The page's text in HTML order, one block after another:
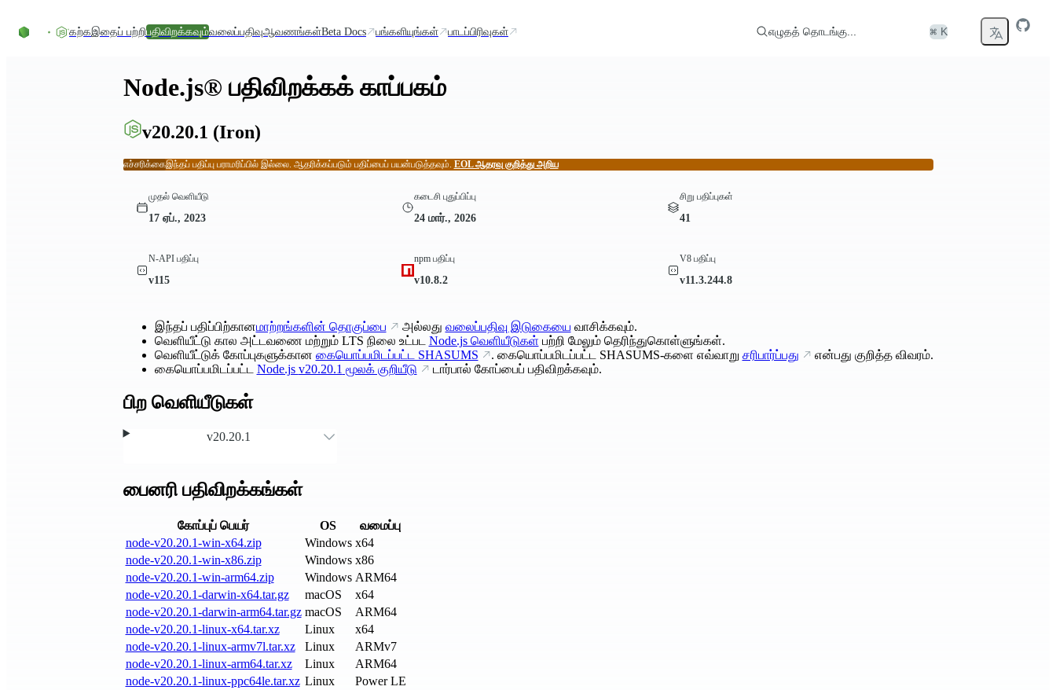
கற்கஇதைப் பற்றிபதிவிறக்கவும்வலைப்பதிவுஆவணங்கள்Beta Docs பங்களியுங்கள் பாடப்பிரிவுகள் எழுதத் தொடங்கு... ⌘ K
Node.js® பதிவிறக்கக் காப்பகம்
v20.20.1 (Iron)
எச்சரிக்கைஇந்தப் பதிப்பு பராமரிப்பில் இல்லை. ஆதரிக்கப்படும் பதிப்பைப் பயன்படுத்தவும். EOL ஆதரவு குறித்து அறிய
முதல் வெளியீடு
17 ஏப்., 2023
கடைசி புதுப்பிப்பு
24 மார்., 2026
சிறு பதிப்புகள்
41
N-API பதிப்பு
v115
npm பதிப்பு
v10.8.2
V8 பதிப்பு
v11.3.244.8
இந்தப் பதிப்பிற்கானமாற்றங்களின் தொகுப்பை அல்லது வலைப்பதிவு இடுகையை வாசிக்கவும்.
வெளியீட்டு கால அட்டவணை மற்றும் LTS நிலை உட்பட Node.js வெளியீடுகள் பற்றி மேலும் தெரிந்துகொள்ளுங்கள்.
வெளியீட்டுக் கோப்புகளுக்கான கையொப்பமிடப்பட்ட SHASUMS . கையொப்பமிடப்பட்ட SHASUMS-களை எவ்வாறு சரிபார்ப்பது
என்பது குறித்த விவரம்.
கையொப்பமிடப்பட்ட Node.js v20.20.1 மூலக் குறியீடு டார்பால் கோப்பைப் பதிவிறக்கவும்.
பிற வெளியீடுகள்
v20.20.1
பைனரி பதிவிறக்கங்கள்
கோப்புப் பெயர் OS
வமைப்பு
node-v20.20.1-win-x64.zip
Windows x64
node-v20.20.1-win-x86.zip
Windows x86
node-v20.20.1-win-arm64.zip
Windows ARM64
node-v20.20.1-darwin-x64.tar.gz
macOS
x64
node-v20.20.1-darwin-arm64.tar.gz macOS
ARM64
node-v20.20.1-linux-x64.tar.xz
Linux
x64
node-v20.20.1-linux-armv7l.tar.xz
Linux
ARMv7
node-v20.20.1-linux-arm64.tar.xz
Linux
ARM64
node-v20.20.1-linux-ppc64le.tar.xz Linux
Power LE